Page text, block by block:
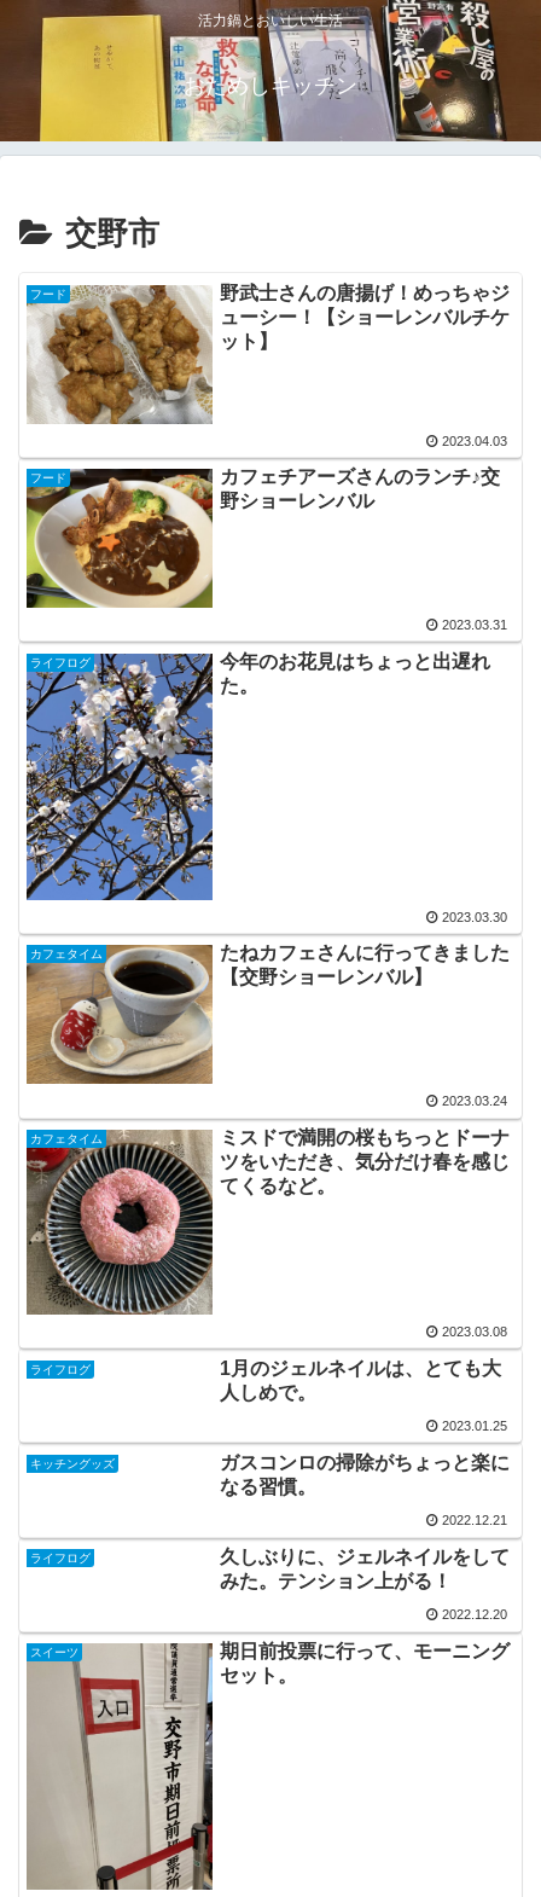
活力鍋とおいしい生活
おためしキッチン
交野市
フード
野武士さんの唐揚げ！めっちゃジ
ューシー！【ショーレンバルチケ
ット】
2023.04.03
フード
カフェチアーズさんのランチ♪交
野ショーレンバル
2023.03.31
ライフログ
今年のお花見はちょっと出遅れ
た。
2023.03.30
カフェタイム
たねカフェさんに行ってきました
【交野ショーレンバル】
2023.03.24
カフェタイム
ミスドで満開の桜もちっとドーナ
ツをいただき、気分だけ春を感じ
てくるなど。
2023.03.08
ライフログ
1月のジェルネイルは、とても大
人しめで。
2023.01.25
キッチングッズ
ガスコンロの掃除がちょっと楽に
なる習慣。
2022.12.21
ライフログ
久しぶりに、ジェルネイルをして
みた。テンション上がる！
2022.12.20
スイーツ
期日前投票に行って、モーニング
セット。